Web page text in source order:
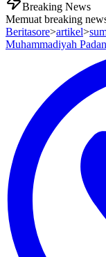
Breaking News
Memuat breaking
Beritasore>artikel>
Muhammadiyah